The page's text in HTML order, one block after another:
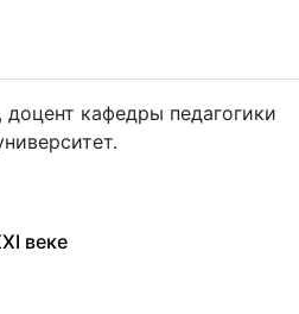
кафедры педагогики
веке